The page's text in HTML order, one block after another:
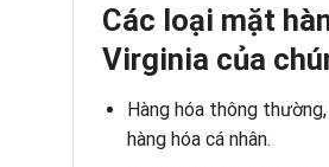
Các loại mặt
Virginia của
Hàng hóa thông
hàng hóa cá nhân.